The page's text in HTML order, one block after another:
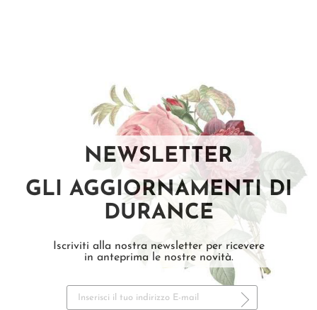
NEWSLETTER
GLI AGGIORNAMENTI DI
DURANCE
Iscriviti alla nostra newsletter per ricevere
in anteprima le nostre novità.